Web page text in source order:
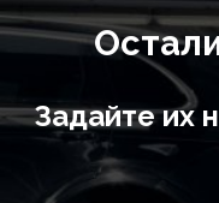
Задайте их